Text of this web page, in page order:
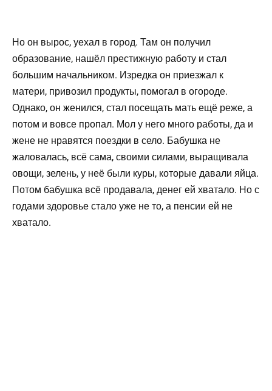
Но он вырос, уехал в город. Там он получил
образование, нашёл престижную работу и стал
большим начальником. Изредка он приезжал к
матери, привозил продукты, помогал в огороде.
Однако, он женился, стал посещать мать ещё реже, а
потом и вовсе пропал. Мол у него много работы, да и
жене не нравятся поездки в село. Бабушка не
жаловалась, всё сама, своими силами, выращивала
овощи, зелень, у неё были куры, которые давали яйца.
Потом бабушка всё продавала, денег ей хватало. Но с
годами здоровье стало уже не то, а пенсии ей не
хватало.